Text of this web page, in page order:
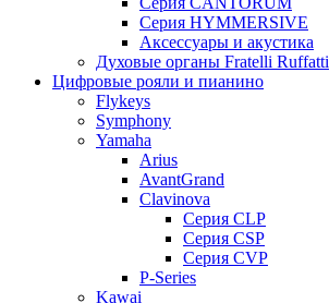
Серия HYMMERSIVE
Аксессуары и акустика
Духовые органы Fratelli Ruffatti
Цифровые рояли и пианино
Flykeys
Symphony
Yamaha
Arius
AvantGrand
Clavinova
Серия CLP
Серия CSP
Серия CVP
P-Series
Kawai